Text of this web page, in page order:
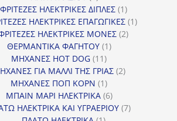
προϊόν
ΦΡΙΤΕΖΕΣ ΗΛΕΚΤΡΙΚΕΣ ΔΙΠΛΕΣ 11
προϊόν
ΗΛΕΚΤΡΙΚΕΣ ΕΠΑΓΩΓΙΚΕΣ 11
ΗΛΕΚΤΡΙΚΕΣ ΜΟΝΕΣ 22
ΘΕΡΜΑΝΤΙΚΑ ΦΑΓΗΤΟΥ 11
ΜΗΧΑΝΕΣ HOT DOG 1111
προϊόντα
ΓΙΑ ΜΑΛΛΙ ΤΗΣ ΓΡΙΑΣ 22
ΜΗΧΑΝΕΣ ΠΟΠ ΚΟΡΝ 11
προϊόν
ΜΠΑΙΝ ΜΑΡΙ ΗΛΕΚΤΡΙΚΑ 66
προϊόντα
ΗΛΕΚΤΡΙΚΑ ΚΑΙ ΥΓΡΑΕΡΙΟΥ 77